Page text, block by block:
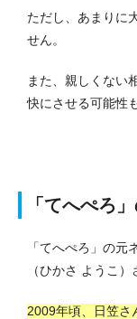
ただし、あまりに
せん。
また、親しくない
快にさせる可能性
「てへぺろ
「てへぺろ」の
（ひかさ ようこ）
2009年頃、日笠さ